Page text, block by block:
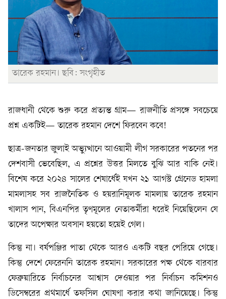
তারেক রহমান। ছবি: সংগৃহীত
রাজধানী থেকে শুরু করে প্রত্যন্ত গ্রাম— রাজনীতি প্রসঙ্গে সবচেয়ে
প্রশ্ন একটিই— তারেক রহমান দেশে ফিরবেন কবে!
ছাত্র-জনতার জুলাই অভ্যুত্থানে আওয়ামী লীগ সরকারের পতনের পর
দেশবাসী ভেবেছিল, এ প্রশ্নের উত্তর মিলতে বুঝি আর বাকি নেই।
বিশেষ করে ২০২৪ সালের শেষার্ধেই যখন ২১ আগস্ট গ্রেনেড হামলা
মামলাসহ সব রাজনৈতিক ও হয়রানিমূলক মামলায় তারেক রহমান
খালাস পান, বিএনপির তৃণমূলের নেতাকর্মীরা ধরেই নিয়েছিলেন যে
তাদের অপেক্ষার অবসান হয়তো হয়েই গেল।
কিন্তু না। বর্ষপঞ্জির পাতা থেকে আরও একটি বছর পেরিয়ে গেছে।
কিন্তু দেশে ফেরেননি তারেক রহমান। সরকারের পক্ষ থেকে বারবার
ফেব্রুয়ারিতে নির্বাচনের আশ্বাস দেওয়ার পর নির্বাচন কমিশনও
ডিসেম্বরের প্রথমার্ধে তফসিল ঘোষণা করার কথা জানিয়েছে। কিন্তু